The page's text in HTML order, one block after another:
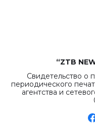
“ZTB
Свидетельство о
периодического
агентства и